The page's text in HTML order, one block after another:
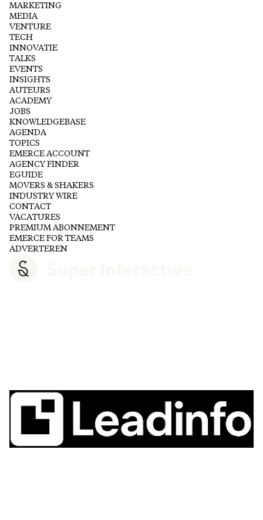
MARKETING
MEDIA
VENTURE
TECH
INNOVATIE
TALKS
EVENTS
INSIGHTS
AUTEURS
ACADEMY
JOBS
KNOWLEDGEBASE
AGENDA
TOPICS
EMERCE ACCOUNT
AGENCY FINDER
EGUIDE
MOVERS & SHAKERS
INDUSTRY WIRE
CONTACT
VACATURES
PREMIUM ABONNEMENT
EMERCE FOR TEAMS
ADVERTEREN